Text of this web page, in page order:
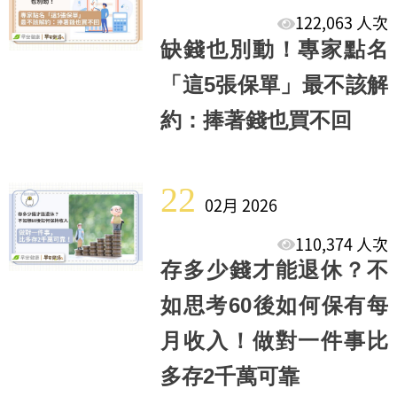
122,063 人次
缺錢也別動！專家點名
「這5張保單」最不該解
約：捧著錢也買不回
22 02月 2026
110,374 人次
存多少錢才能退休？不
如思考60後如何保有每
月收入！做對一件事比
多存2千萬可靠